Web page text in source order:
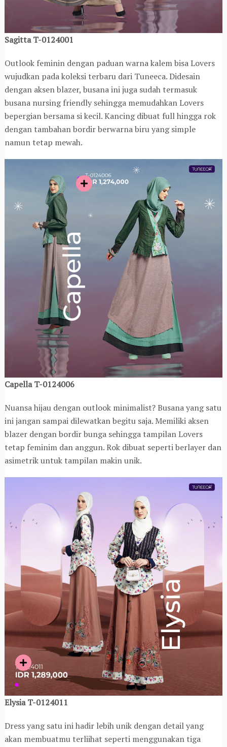
Sagitta T-0124001
Outlook feminin dengan paduan warna kalem bisa Lovers
wujudkan pada koleksi terbaru dari Tuneeca. Didesain
dengan aksen blazer, busana ini juga sudah termasuk
busana nursing friendly sehingga memudahkan Lovers
bepergian bersama si kecil. Kancing dibuat full hingga rok
dengan tambahan bordir berwarna biru yang simple
namun tetap mewah.
Capella T-0124006
Nuansa hijau dengan outlook minimalist? Busana yang satu
ini jangan sampai dilewatkan begitu saja. Memiliki aksen
blazer dengan bordir bunga sehingga tampilan Lovers
tetap feminim dan anggun. Rok dibuat seperti berlayer dan
asimetrik untuk tampilan makin unik.
Elysia T-0124011
Dress yang satu ini hadir lebih unik dengan detail yang
akan membuatmu terliihat seperti menggunakan tiga